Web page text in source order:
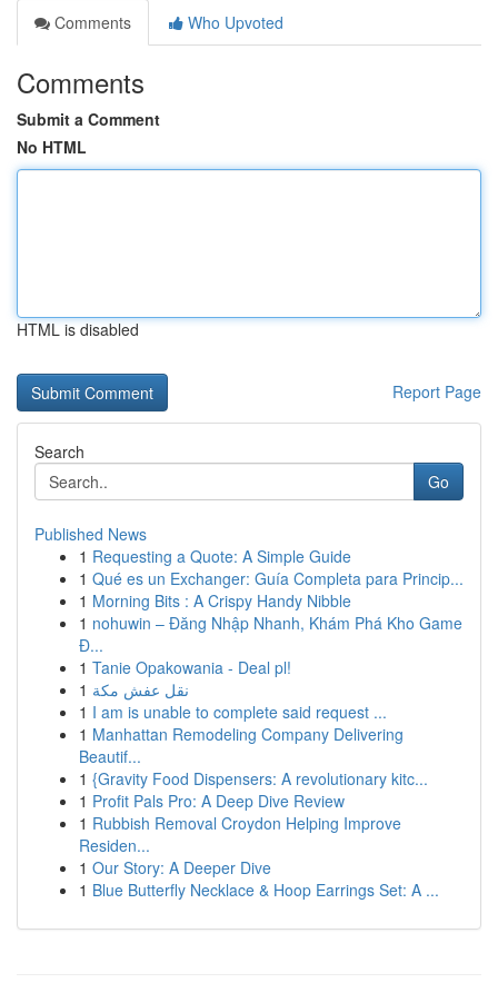
Comments
Who Upvoted
Comments
Submit a Comment
No HTML
HTML is disabled
Report Page
Search
Go
Published News
1 Requesting a Quote: A Simple Guide
1 Qué es un Exchanger: Guía Completa para Princip...
1 Morning Bits : A Crispy Handy Nibble
1 nohuwin – Đăng Nhập Nhanh, Khám Phá Kho Game
Đ...
1 Tanie Opakowania - Deal pl!
1 نقل عفش مكة
1 I am is unable to complete said request ...
1 Manhattan Remodeling Company Delivering
Beautif...
1 {Gravity Food Dispensers: A revolutionary kitc...
1 Profit Pals Pro: A Deep Dive Review
1 Rubbish Removal Croydon Helping Improve
Residen...
1 Our Story: A Deeper Dive
1 Blue Butterfly Necklace & Hoop Earrings Set: A ...